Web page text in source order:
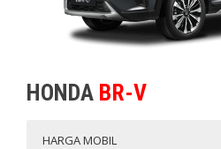
HONDA BR-V
HARGA MOBIL